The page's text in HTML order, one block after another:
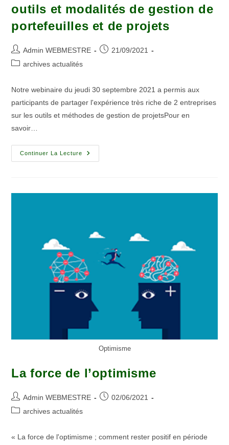
outils et modalités de gestion de
portefeuilles et de projets
Admin WEBMESTRE
21/09/2021
archives actualités
Notre webinaire du jeudi 30 septembre 2021 a permis aux
participants de partager l'expérience très riche de 2 entreprises
sur les outils et méthodes de gestion de projetsPour en
savoir…
Continuer La Lecture
Optimisme
La force de l’optimisme
Admin WEBMESTRE
02/06/2021
archives actualités
« La force de l'optimisme ; comment rester positif en période